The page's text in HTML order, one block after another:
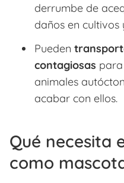
derrumbe de
daños en cultivos
Pueden
contagiosas
animales
acabar con ellos.
Qué necesita
como